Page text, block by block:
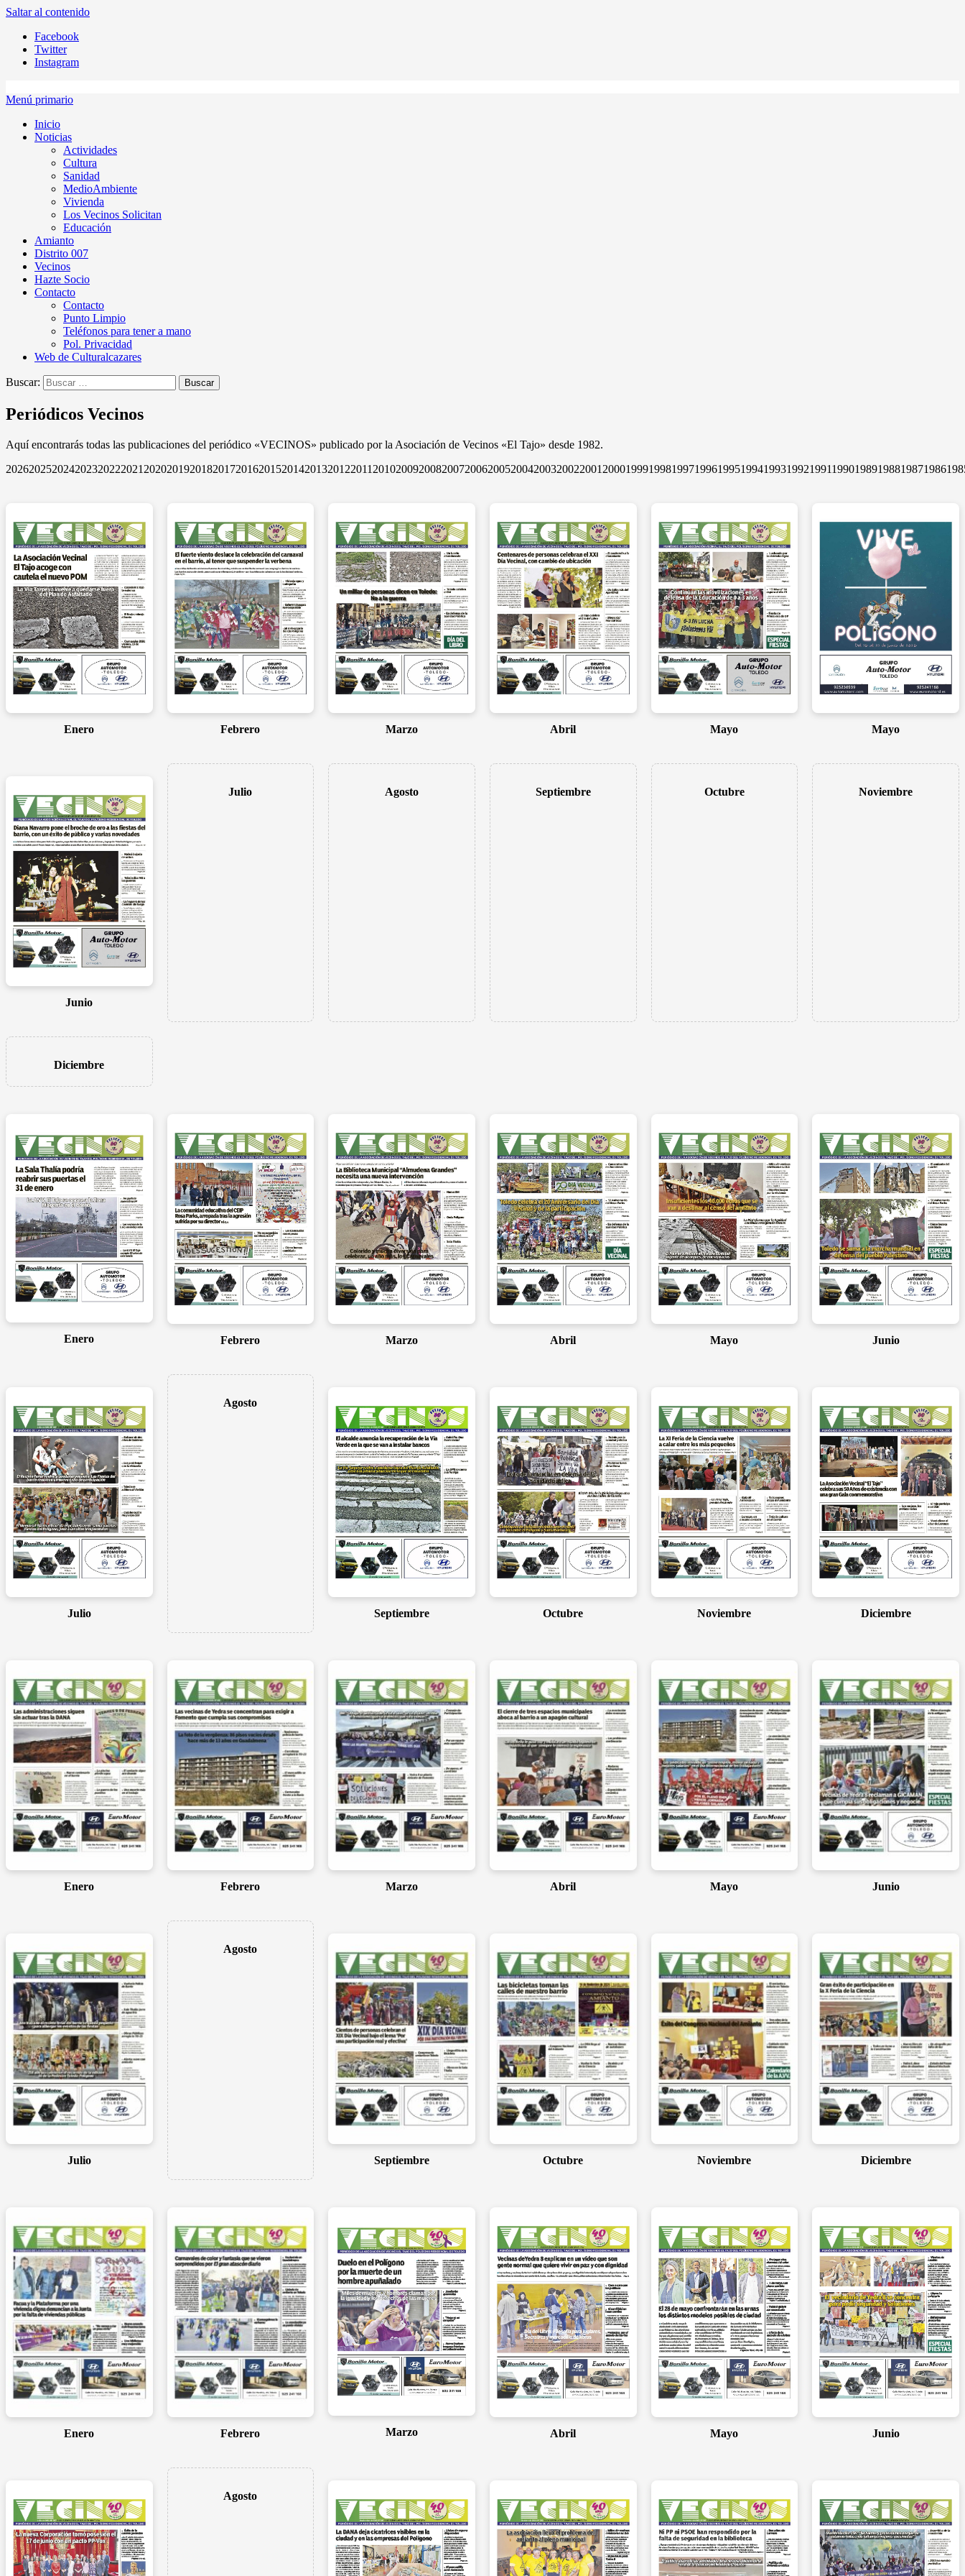
Saltar al contenido
Facebook
Twitter
Instagram
Menú primario
Inicio
Noticias
Actividades
Cultura
Sanidad
MedioAmbiente
Vivienda
Los Vecinos Solicitan
Educación
Amianto
Distrito 007
Vecinos
Hazte Socio
Contacto
Contacto
Punto Limpio
Teléfonos para tener a mano
Pol. Privacidad
Web de Culturalcazares
Buscar:
Periódicos Vecinos
Aquí encontrarás todas las publicaciones del periódico «VECINOS» publicado por la Asociación de Vecinos «El Tajo» desde 1982.
202620252024202320222021 2020201920182017201620152014201320122011 2010200920082007200620052004200320022001 200019991998199719961995199419931992199119901989198819871986
Enero Febrero Marzo Abril Mayo Mayo
Junio
Julio Agosto Septiembre Octubre Noviembre
Diciembre
Enero Febrero Marzo Abril Mayo Junio
Julio
Agosto
Septiembre Octubre Noviembre Diciembre
Enero Febrero Marzo Abril Mayo Junio
Julio
Agosto
Septiembre Octubre Noviembre Diciembre
Enero Febrero Marzo Abril Mayo Junio
Agosto